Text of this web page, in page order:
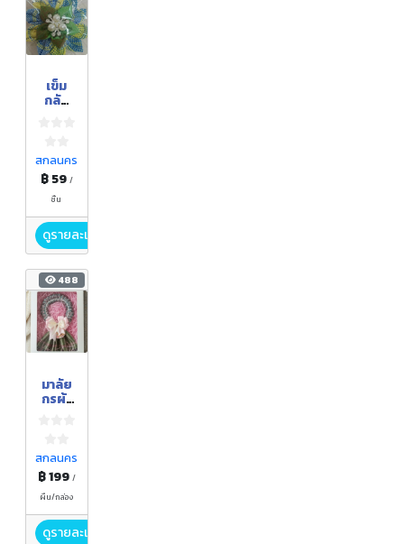
เข็ม
กลัด
สกลนคร
฿ 59 /
ชิ้น
ดูรายละเอียด
488
มาลัย
กรผ้า
สกลนคร
฿ 199 /
ผืน/กล่อง
ดูรายละเอียด